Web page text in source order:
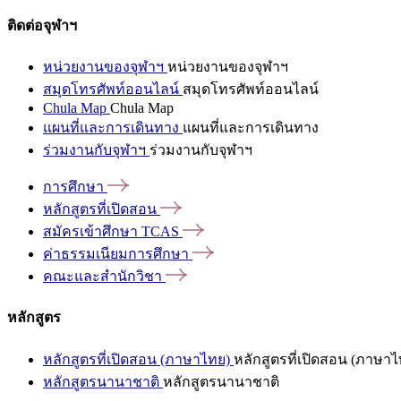
ติดต่อจุฬาฯ
หน่วยงานของจุฬาฯ หน่วยงานของจุฬาฯ
สมุดโทรศัพท์ออนไลน์ สมุดโทรศัพท์ออนไลน์
Chula Map Chula Map
แผนที่และการเดินทาง แผนที่และการเดินทาง
ร่วมงานกับจุฬาฯ ร่วมงานกับจุฬาฯ
การศึกษา
หลักสูตรที่เปิดสอน
สมัครเข้าศึกษา TCAS
ค่าธรรมเนียมการศึกษา
คณะและสำนักวิชา
หลักสูตร
หลักสูตรที่เปิดสอน (ภาษาไทย) หลักสูตรที่เปิดสอน (ภาษาไ
หลักสูตรนานาชาติ หลักสูตรนานาชาติ